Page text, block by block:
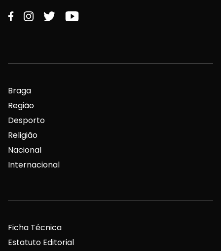
Braga
Região
Desporto
Religião
Nacional
Internacional
Ficha Técnica
Estatuto Editorial